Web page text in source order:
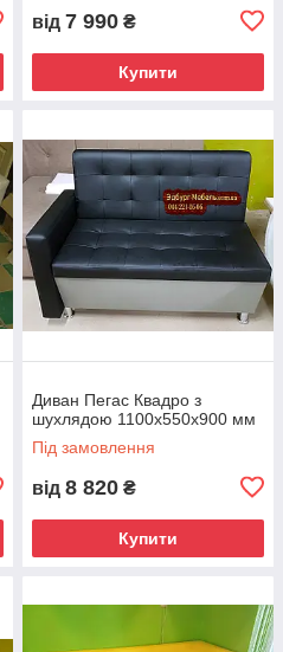
від 7 990 ₴
Купити
Диван Пегас Квадро з
шухлядою 1100х550х900 мм
Під замовлення
від 8 820 ₴
Купити